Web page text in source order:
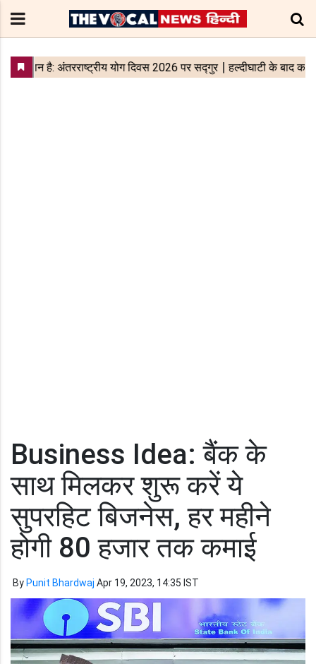
Business Idea: बैंक के
साथ मिलकर शुरू करें ये
सुपरहिट बिजनेस, हर महीने
होगी 80 हजार तक कमाई
By Punit Bhardwaj Apr 19, 2023, 14:35 IST